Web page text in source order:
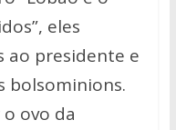
eles
ao presidente e
bolsominions.
ovo da